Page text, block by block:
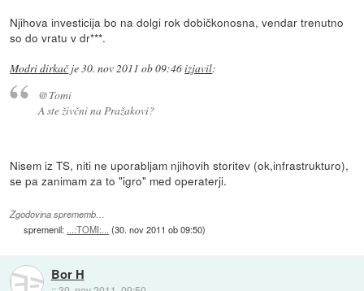
Njihova investicija bo na dolgi rok dobičkonosna, vendar trenutno
so do vratu v dr***.
Modri dirkačje30. nov 2011 ob 09:46izjavil:
@Tomi
A ste živčni na Pražakovi?
Nisem iz TS, niti ne uporabljam njihovih storitev (ok,infrastrukturo),
se pa zanimam za to "igro" med operaterji.
Zgodovina sprememb…
spremenil: ...:TOMI:... (30. nov 2011 ob 09:50)
Bor H